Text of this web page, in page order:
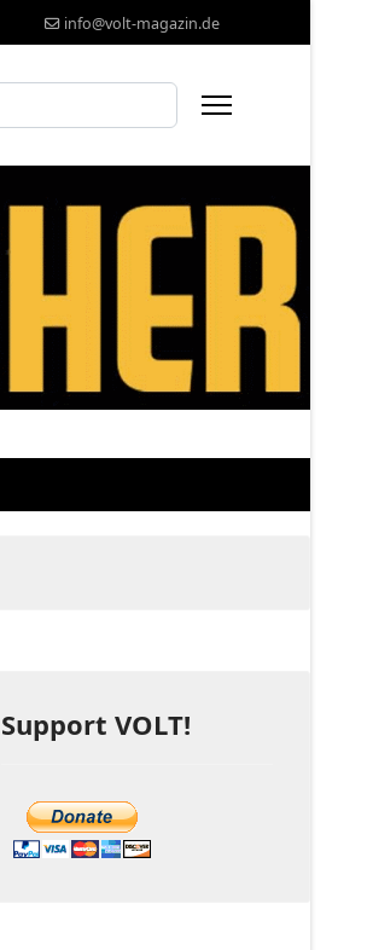
info@volt-magazin.de
Support VOLT!